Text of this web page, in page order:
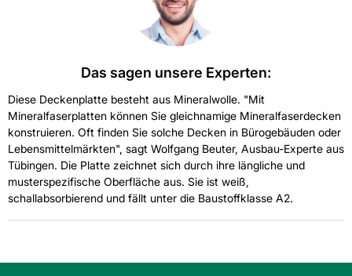
Das sagen unsere Experten:
Diese Deckenplatte besteht aus Mineralwolle. "Mit
Mineralfaserplatten können Sie gleichnamige Mineralfaserdecken
konstruieren. Oft finden Sie solche Decken in Bürogebäuden oder
Lebensmittelmärkten", sagt Wolfgang Beuter, Ausbau-Experte aus
Tübingen. Die Platte zeichnet sich durch ihre längliche und
musterspezifische Oberfläche aus. Sie ist weiß,
schallabsorbierend und fällt unter die Baustoffklasse A2.